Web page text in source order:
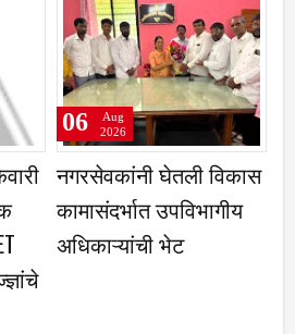
नगरसेवकांनी घेतली विकास
कामासंदर्भात उपविभागीय
अधिकाऱ्यांची भेट
06
Aug
2026
06